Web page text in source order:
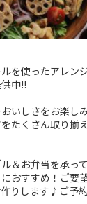
を使ったアレン
中!!
いしさをお楽し
たくさん取り揃
＆お弁当を承っ
おすすめ！ご要
りします♪ご予